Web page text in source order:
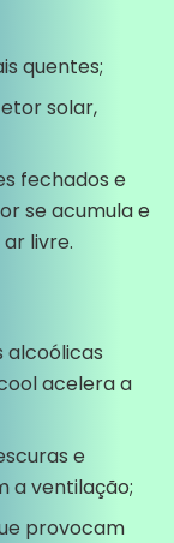
quentes;
solar,
fechados e
se acumula e
livre.
alcoólicas
acelera a
e
a ventilação;
provocam